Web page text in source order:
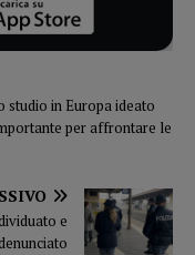
studio in Europa ideato
per affrontare le
e